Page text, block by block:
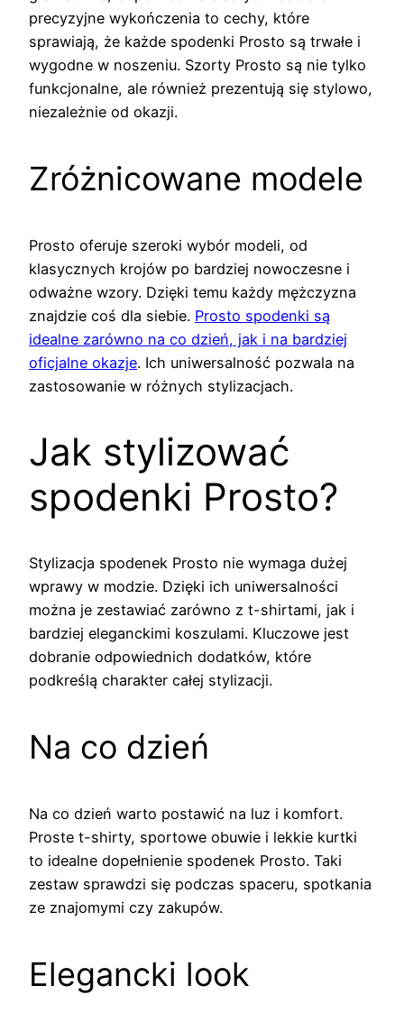
precyzyjne wykończenia to cechy, które
sprawiają, że każde spodenki Prosto są trwałe i
wygodne w noszeniu. Szorty Prosto są nie tylko
funkcjonalne, ale również prezentują się stylowo,
niezależnie od okazji.
Zróżnicowane modele
Prosto oferuje szeroki wybór modeli, od
klasycznych krojów po bardziej nowoczesne i
odważne wzory. Dzięki temu każdy mężczyzna
znajdzie coś dla siebie. Prosto spodenki są
idealne zarówno na co dzień, jak i na bardziej
oficjalne okazje. Ich uniwersalność pozwala na
zastosowanie w różnych stylizacjach.
Jak stylizować
spodenki Prosto?
Stylizacja spodenek Prosto nie wymaga dużej
wprawy w modzie. Dzięki ich uniwersalności
można je zestawiać zarówno z t-shirtami, jak i
bardziej eleganckimi koszulami. Kluczowe jest
dobranie odpowiednich dodatków, które
podkreślą charakter całej stylizacji.
Na co dzień
Na co dzień warto postawić na luz i komfort.
Proste t-shirty, sportowe obuwie i lekkie kurtki
to idealne dopełnienie spodenek Prosto. Taki
zestaw sprawdzi się podczas spaceru, spotkania
ze znajomymi czy zakupów.
Elegancki look